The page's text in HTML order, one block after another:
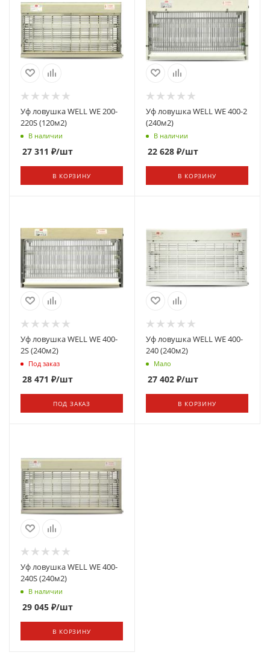
Уф ловушка WELL WE 200-
220S (120м2)
В наличии
27 311 ₽/шт
В КОРЗИНУ
Уф ловушка WELL WE 400-2
(240м2)
В наличии
22 628 ₽/шт
В КОРЗИНУ
Уф ловушка WELL WE 400-
2S (240м2)
Под заказ
28 471 ₽/шт
ПОД ЗАКАЗ
Уф ловушка WELL WE 400-
240 (240м2)
Мало
27 402 ₽/шт
В КОРЗИНУ
Уф ловушка WELL WE 400-
240S (240м2)
В наличии
29 045 ₽/шт
В КОРЗИНУ